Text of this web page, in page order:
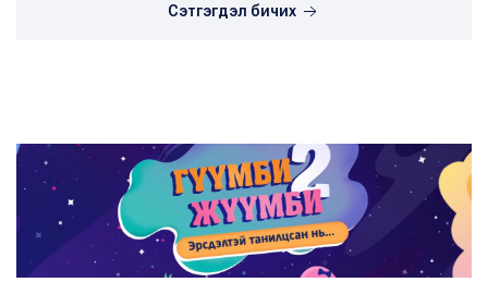
Сэтгэгдэл бичих